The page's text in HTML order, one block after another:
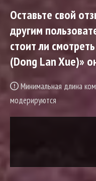
Оставьте свой
другим
стоит ли
(Dong Lan Xue)»
Минимальная длина
модерируются